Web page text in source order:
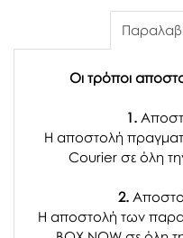
Οι τρόποι
1.
Η αποστολή
Courier σε όλη
2.
Η αποστολή των